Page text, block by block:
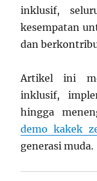
inklusif,
kesempatan
dan
Artikel ini
inklusif,
hingga
demo kakek
generasi muda.